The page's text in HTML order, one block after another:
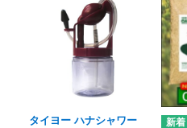
タイヨー ハナシャワー